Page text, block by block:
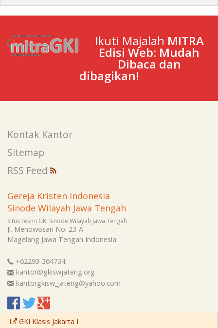
Ikuti Majalah MITRA
Edisi Web: Mudah
Dibaca dan
dibagikan!
Kontak Kantor
Sitemap
RSS Feed
Gereja Kristen Indonesia
Sinode Wilayah Jawa Tengah
Situs resmi GKI Sinode Wilayah Jawa Tengah
Jl. Menowosari No. 23-A
Magelang Jawa Tengah Indonesia
+62293-364734
kantor@gkiswjateng.org
kantorgkisw_jateng@yahoo.com
GKI Klasis Jakarta I